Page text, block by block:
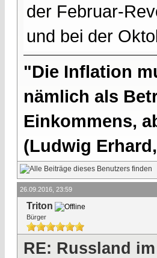
der Februar-
und bei der
"Die Inflation
nämlich als
Einkommens,
(Ludwig
26.09.2016, 23:59
Triton
Bürger
RE: Russland